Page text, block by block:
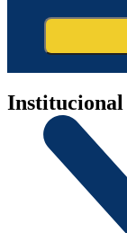
Institucional